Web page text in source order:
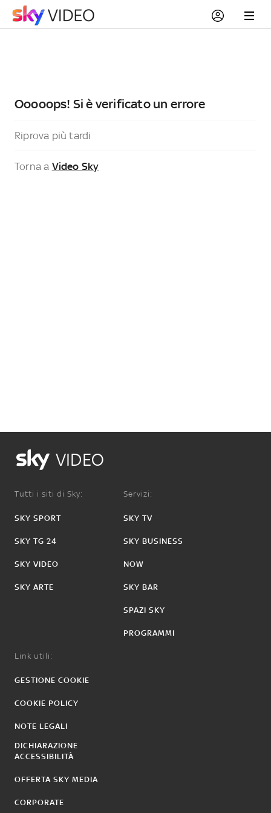
Ooooops! Si è verificato un errore
Riprova più tardi
Torna a Video Sky
VIDEO
Tutti i siti di Sky:
SKY SPORT
SKY TG 24
SKY VIDEO
SKY ARTE
Servizi:
SKY TV
SKY BUSINESS
NOW
SKY BAR
SPAZI SKY
PROGRAMMI
Link utili:
GESTIONE COOKIE
COOKIE POLICY
NOTE LEGALI
DICHIARAZIONE
ACCESSIBILITÀ
OFFERTA SKY MEDIA
CORPORATE